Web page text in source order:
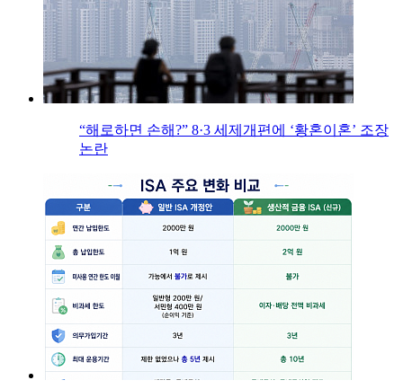
“해로하면 손해?” 8·3 세제개편에 ‘황혼이혼’ 조장
논란